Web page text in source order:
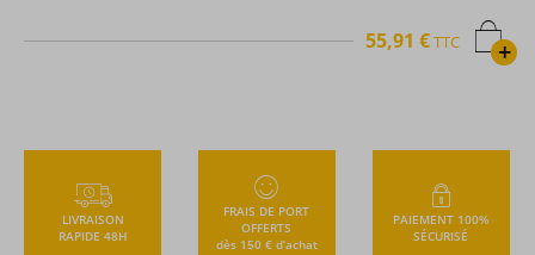
+
55,91 €TTC
LIVRAISON
RAPIDE 48H
FRAIS DE PORT
OFFERTS
dès 150 € d’achat
PAIEMENT 100%
SÉCURISÉ